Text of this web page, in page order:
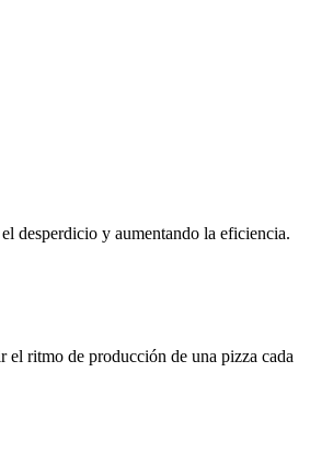
desperdicio y aumentando la eficiencia.
el ritmo de producción de una pizza cada